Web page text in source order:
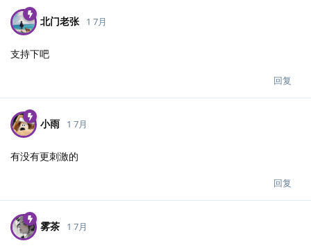
北门老张 1 7月
支持下吧
回复
小雨 1 7月
有没有更刺激的
回复
雾茶 1 7月